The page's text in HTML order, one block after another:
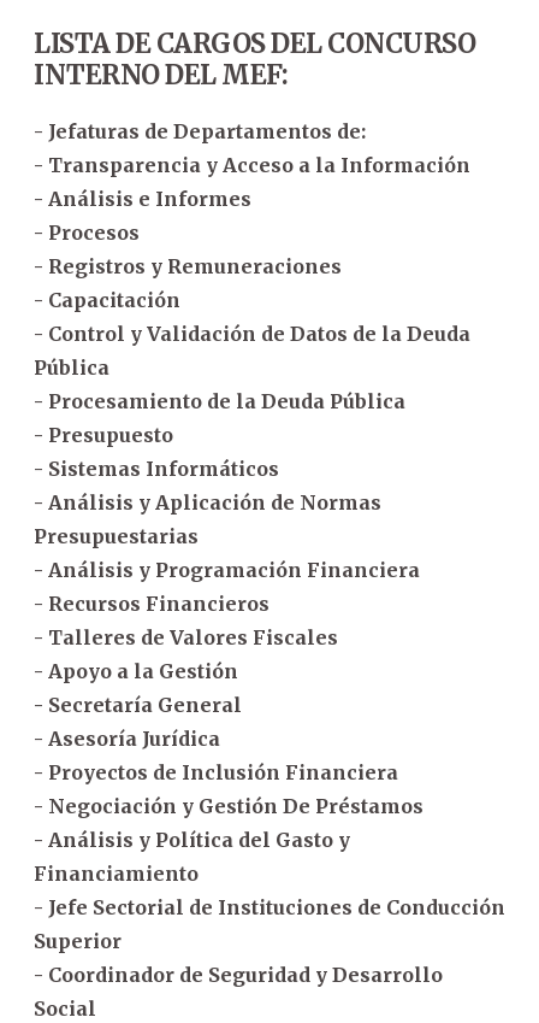
LISTA DE CARGOS DEL CONCURSO
INTERNO DEL MEF:
- Jefaturas de Departamentos de:
- Transparencia y Acceso a la Información
- Análisis e Informes
- Procesos
- Registros y Remuneraciones
- Capacitación
- Control y Validación de Datos de la Deuda
Pública
- Procesamiento de la Deuda Pública
- Presupuesto
- Sistemas Informáticos
- Análisis y Aplicación de Normas
Presupuestarias
- Análisis y Programación Financiera
- Recursos Financieros
- Talleres de Valores Fiscales
- Apoyo a la Gestión
- Secretaría General
- Asesoría Jurídica
- Proyectos de Inclusión Financiera
- Negociación y Gestión De Préstamos
- Análisis y Política del Gasto y
Financiamiento
- Jefe Sectorial de Instituciones de Conducción
Superior
- Coordinador de Seguridad y Desarrollo
Social